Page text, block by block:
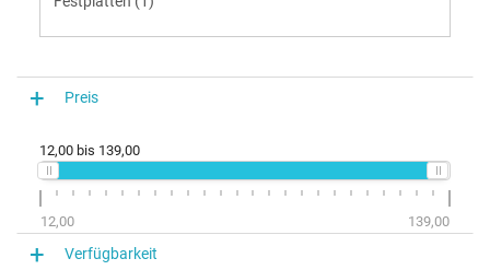
Preis
12,00 bis 139,00
12,00 139,00
Verfügbarkeit